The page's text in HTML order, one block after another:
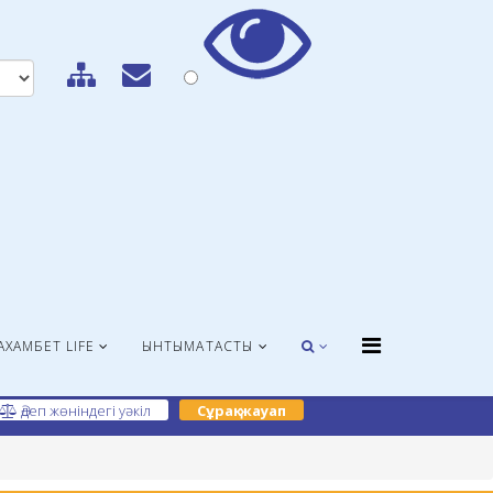
LIFE ЫНТЫМАҚТАСТЫҚ
Әдеп жөніндегі уәкіл Сұрақ-жауап